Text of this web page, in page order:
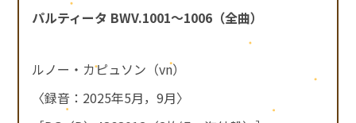
パルティータ BWV.1001～1006（全曲）
ルノー・カピュソン（vn）
〈録音：2025年5月，9月〉